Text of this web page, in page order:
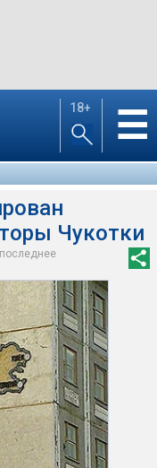
18+ ☰
Чукотки